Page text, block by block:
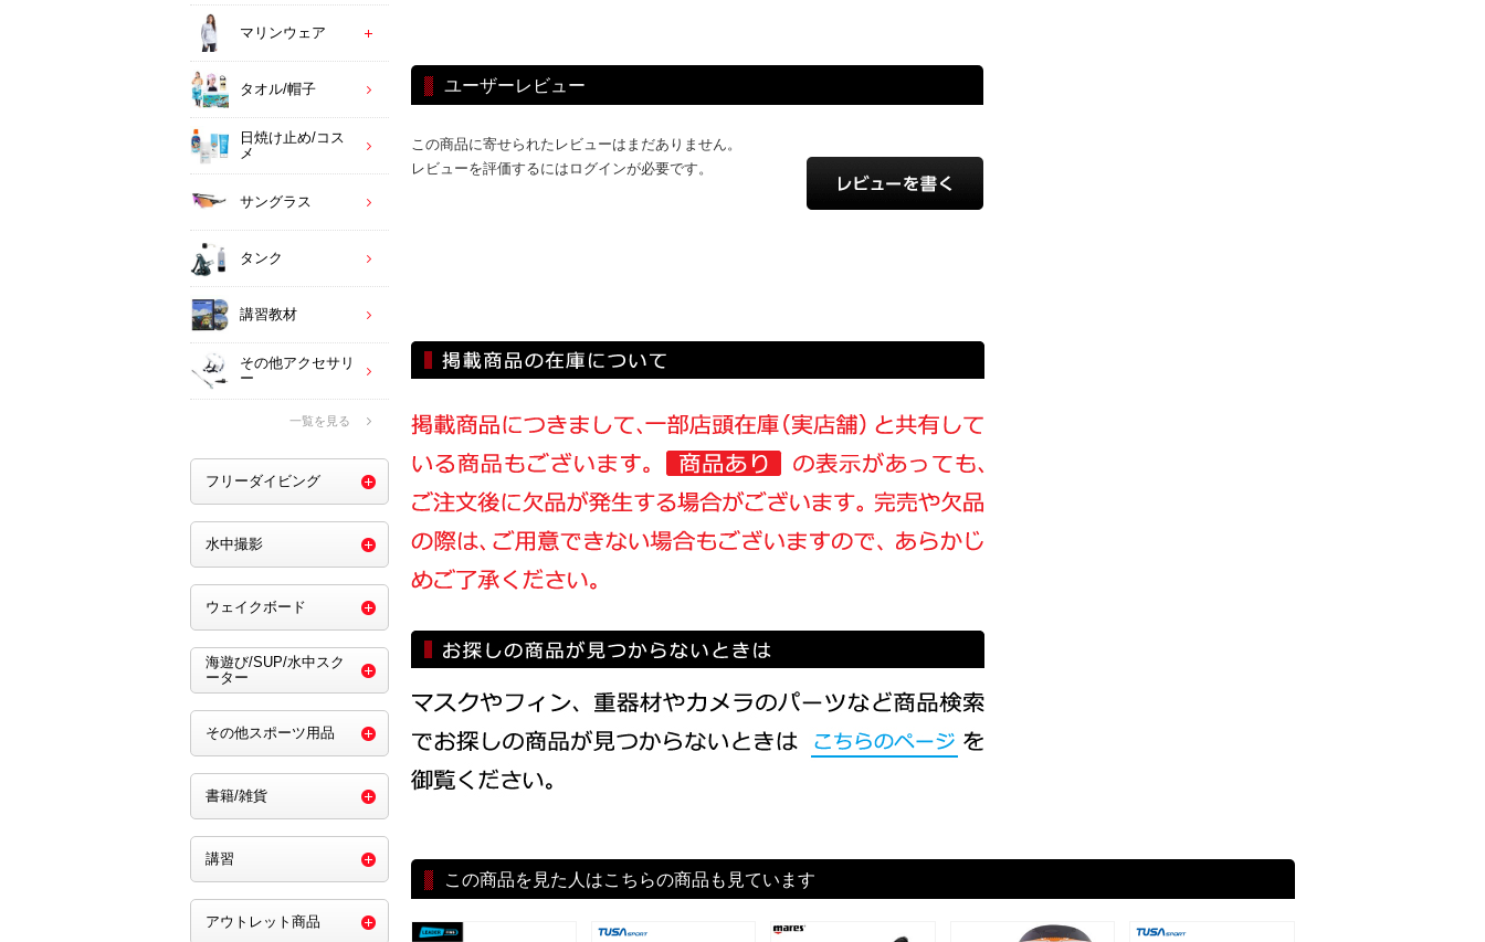
ユーザーレビュー
この商品に寄せられたレビューはまだありません。
レビューを評価するにはログインが必要です。
この商品を見た人はこちらの商品も見ています
マリンウェア
タオル/帽子
日焼け止め/コス
メ
サングラス
タンク
講習教材
その他アクセサリ
ー
一覧を見る
フリーダイビング
水中撮影
ウェイクボード
海遊び/SUP/水中スク
ーター
その他スポーツ用品
書籍/雑貨
講習
アウトレット商品